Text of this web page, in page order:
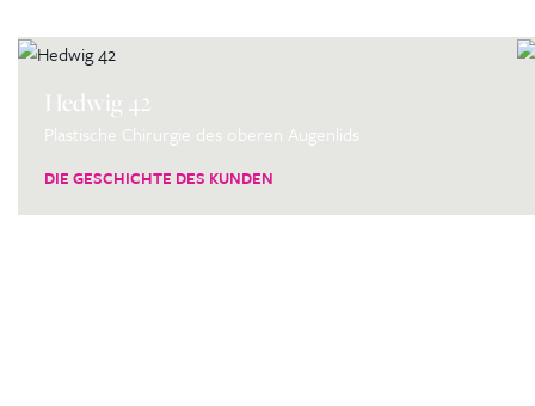
Hedwig 42
Plastische Chirurgie des oberen Augenlids
DIE GESCHICHTE DES KUNDEN